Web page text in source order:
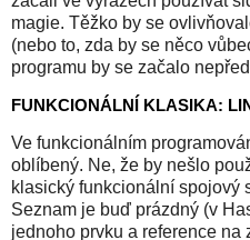
magie. Těžko by se
(nebo to, zda by se něco
programu by se začalo
FUNKCIONÁLNÍ KLASIKA:
Ve funkcionálním
oblíbený. Ne, že by nešlo
klasický funkcionální spojový
Seznam je buď prázdný (v
jednoho prvku a reference na